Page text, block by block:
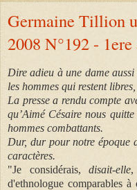
Germaine Tillion
2008 N°192 - 1ere
Dire adieu à une dame
les hommes qui restent
La presse a rendu compte
qu’Aimé Césaire nous
hommes combattants.
Dur, dur pour notre époque
caractères.
"Je considérais,disait-elle,
d'ethnologue comparables